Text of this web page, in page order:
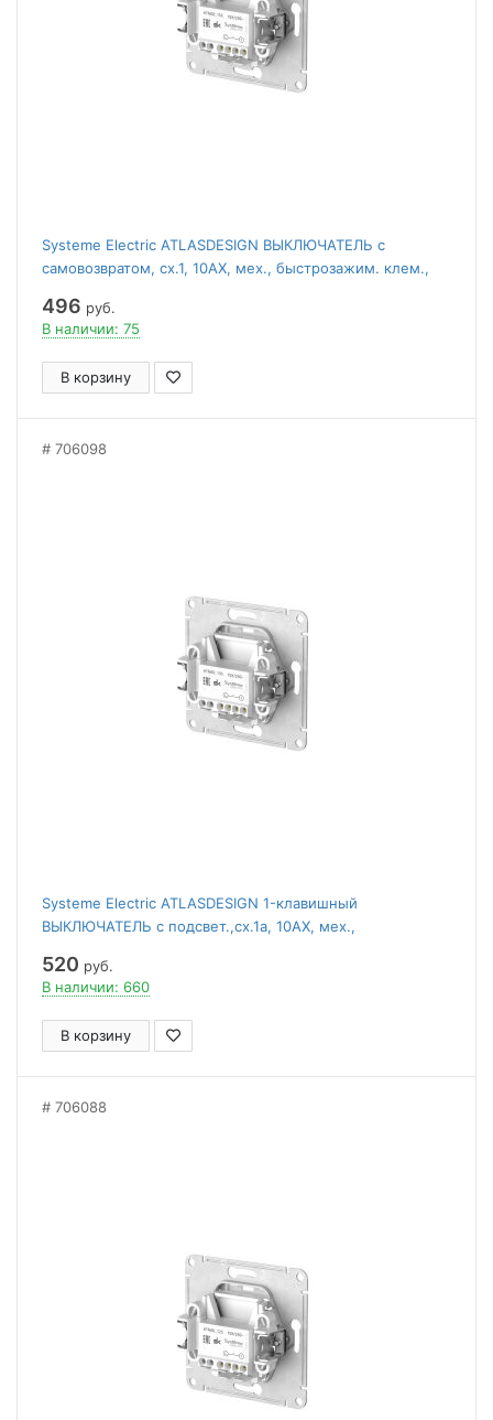
Systeme Electric ATLASDESIGN ВЫКЛЮЧАТЕЛЬ с
самовозвратом, сх.1, 10АХ, мех., быстрозажим. клем.,
496 руб.
В наличии: 75
В корзину
706098
Systeme Electric ATLASDESIGN 1-клавишный
ВЫКЛЮЧАТЕЛЬ с подсвет.,сх.1а, 10АХ, мех.,
520 руб.
В наличии: 660
В корзину
706088